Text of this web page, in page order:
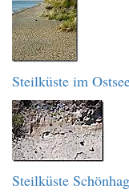
Steilküste im
Steilküste